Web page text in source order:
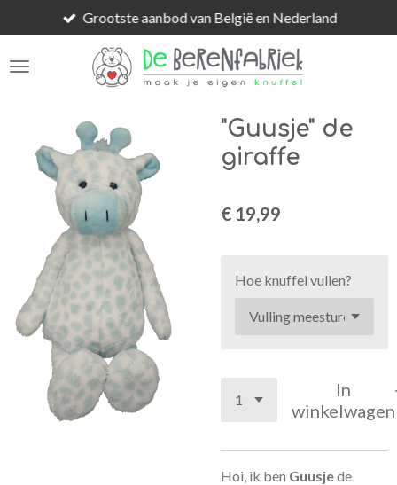
direct
naar
Grootste aanbod van België en Nederland
"Guusje" de
giraffe
€ 19,99
Hoe knuffel vullen?
In
winkelwagen
Hoi, ik ben Guusjede